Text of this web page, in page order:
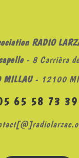
RADIO
- 8 Carrièra
MILLAU- 12100
65 58 73 39